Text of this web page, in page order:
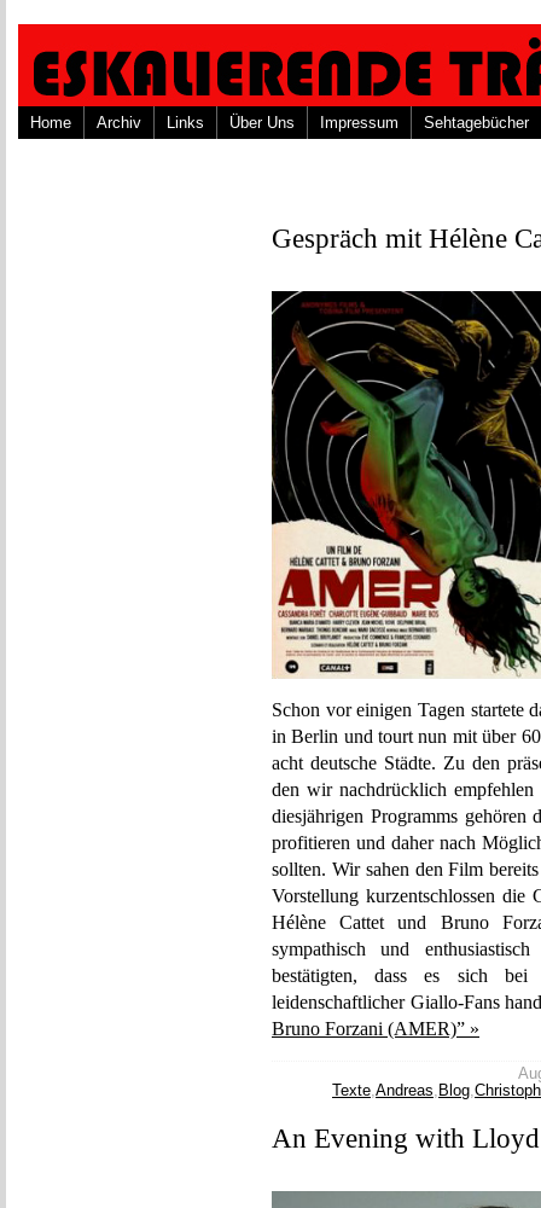
Home Archiv Links Über Uns Impressum Sehtagebücher
Gespräch mit Hélène
Schon vor einigen Tagen startete
in Berlin und tourt nun mit über
acht deutsche Städte. Zu den
den wir nachdrücklich
diesjährigen Programms
profitieren und daher nach
sollten. Wir sahen den Film
Vorstellung kurzentschlossen die
Hélène Cattet und Bruno
sympathisch und
bestätigten, dass es sich
leidenschaftlicher Giallo-Fans
Bruno Forzani (AMER)” »
Texte,Andreas, Blog,Christoph
An Evening with